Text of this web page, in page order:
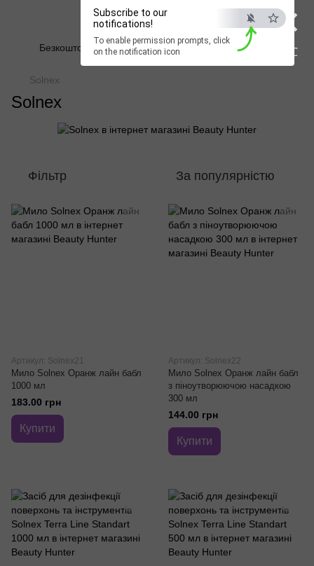
×
ESC
Subscribe to our
notifications!
To enable permission prompts, click
on the notification icon
Beauty Hunter
Безкоштовна доставка при замовленні від 2500 грн
Solnex
Solnex
Фільтр За популярністю
Артикул: Solnex21
Мило Solnex Оранж лайн бабл
1000 мл
183.00 грн
Купити
Артикул: Solnex22
Мило Solnex Оранж лайн бабл
з піноутворюючою насадкою
300 мл
144.00 грн
Купити